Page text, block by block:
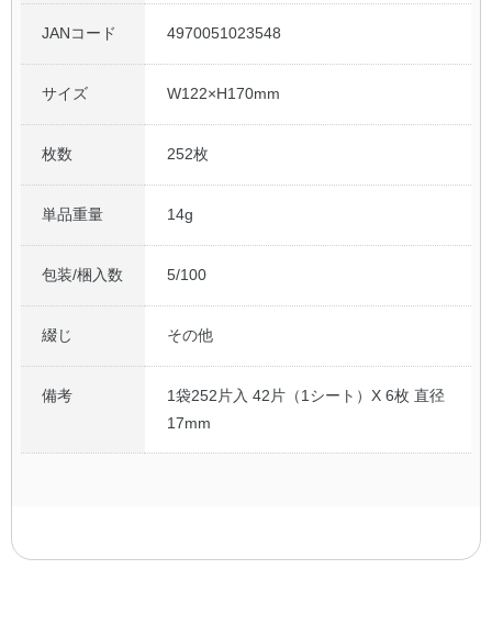
JANコード 4970051023548
サイズ W122×H170mm
枚数 252枚
単品重量 14g
包装/梱入数 5/100
綴じ その他
備考
1袋252片入 42片（1シート）X 6枚 直径
17mm